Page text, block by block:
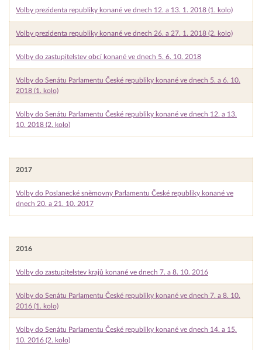
Volby prezidenta republiky konané ve dnech 12. a 13. 1. 2018 (1. kolo)
Volby prezidenta republiky konané ve dnech 26. a 27. 1. 2018 (2. kolo)
Volby do zastupitelstev obcí konané ve dnech 5. 6. 10. 2018
Volby do Senátu Parlamentu České republiky konané ve dnech 5. a 6. 10.
2018 (1. kolo)
Volby do Senátu Parlamentu České republiky konané ve dnech 12. a 13.
10. 2018 (2. kolo)
2017
Volby do Poslanecké sněmovny Parlamentu České republiky konané ve
dnech 20. a 21. 10. 2017
2016
Volby do zastupitelstev krajů konané ve dnech 7. a 8. 10. 2016
Volby do Senátu Parlamentu České republiky konané ve dnech 7. a 8. 10.
2016 (1. kolo)
Volby do Senátu Parlamentu České republiky konané ve dnech 14. a 15.
10. 2016 (2. kolo)